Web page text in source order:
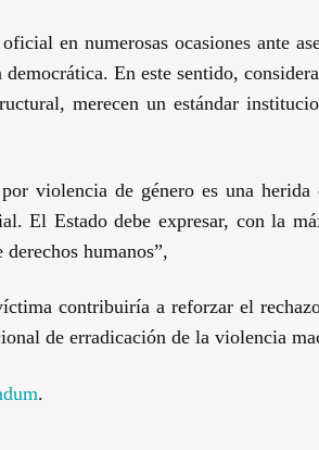
en numerosas ocasiones ante
En este sentido,
merecen un estándar
violencia de género es una herida
El Estado debe expresar, con la
humanos”,
contribuiría a reforzar el
de erradicación de la violencia
.